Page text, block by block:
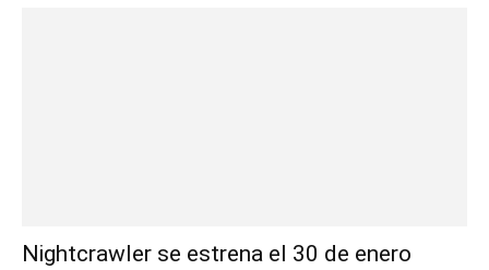
Nightcrawler se estrena el 30 de enero